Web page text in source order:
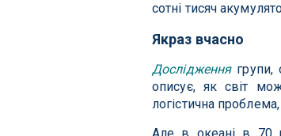
сотні тисяч
Якраз вчасно
Дослідженнягрупи,
описує, як світ
логістична